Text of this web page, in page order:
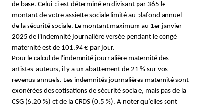
de base. Celui-ci est déterminé en divisant par 365 le
montant de votre assiette sociale limité au plafond annuel
de la sécurité sociale. Le montant maximum au 1er janvier
2025 de l'indemnité journalière versée pendant le congé
maternité est de 101.94 € par jour.
Pour le calcul de l'indemnité journalière maternité des
artistes-auteurs, il y a un abattement de 21 % sur vos
revenus annuels. Les indemnités journalières maternité sont
exonérées des cotisations de sécurité sociale, mais pas de la
CSG (6.20 %) et de la CRDS (0.5 %). A noter qu’elles sont